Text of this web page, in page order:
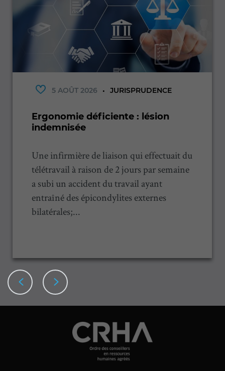
5 AOÛT 2026 JURISPRUDENCE
Ergonomie déficiente : lésion
indemnisée
Une infirmière de liaison qui effectuait du
télétravail à raison de 2 jours par semaine
a subi un accident du travail ayant
entraîné des épicondylites externes
bilatérales;...